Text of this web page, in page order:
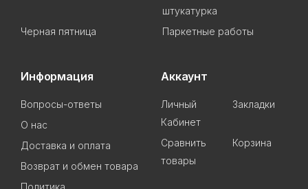
штукатурка
Черная пятница
Паркетные работы
Информация
Вопросы-ответы
О нас
Доставка и оплата
Возврат и обмен товара
Аккаунт
Личный
Кабинет
Закладки
Сравнить
товары
Корзина